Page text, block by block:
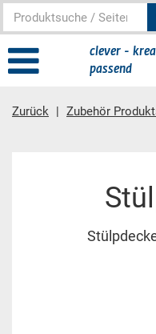
clever -
passend
Zurück Zubehör